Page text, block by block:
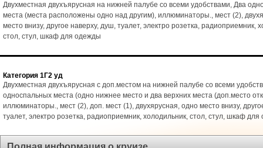
Двухместная двухъярусная на нижней палубе со всеми удобствами, Два
места (места расположены одно над другим), иллюминаторы., мест (2),
место внизу, другое наверху, душ, туалет, электро розетка, радиоприемник,
стол, стул, шкаф для одежды
Категория 1Г2 уд
Двухместная двухъярусная с доп.местом на нижней палубе со всеми
односпальных места (одно нижнее место и два верхних места (доп.место
иллюминаторы., мест (2), доп. мест (1), двухярусная, одно место внизу,
туалет, электро розетка, радиоприемник, холодильник, стол, стул, шкаф